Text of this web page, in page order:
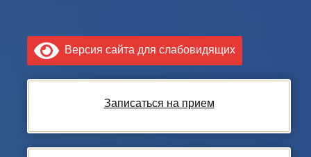
Версия сайта для слабовидящих
Записаться на прием